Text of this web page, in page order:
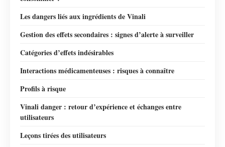
Les dangers liés aux ingrédients de Vinali
Gestion des effets secondaires : signes d’alerte à surveiller
Catégories d’effets indésirables
Interactions médicamenteuses : risques à connaître
Profils à risque
Vinali danger : retour d’expérience et échanges entre
utilisateurs
Leçons tirées des utilisateurs